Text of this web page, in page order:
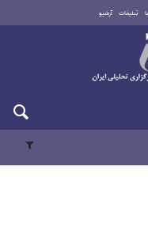
تبلیغات آرشیو